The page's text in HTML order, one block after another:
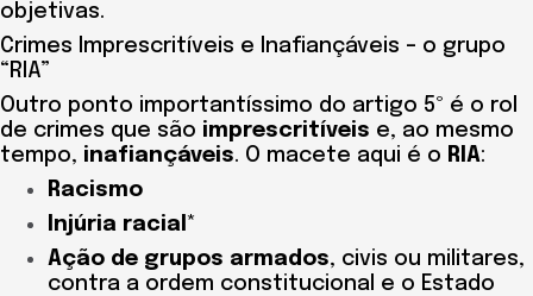
objetivas.
Crimes Imprescritíveis e Inafiançáveis – o grupo
“RIA”
Outro ponto importantíssimo do artigo 5º é o rol
de crimes que são imprescritíveis e, ao mesmo
tempo, inafiançáveis. O macete aqui é o RIA:
Racismo
Injúria racial *
Ação de grupos armados, civis ou militares,
contra a ordem constitucional e o Estado